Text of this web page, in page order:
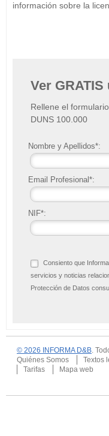
información sobre la
Ver
Rellene el
DUNS 100.000
Nombre y Apellidos*:
Email Profesional*:
NIF*:
Consiento que
servicios y noticias
Protección de Datos
© 2026 INFORMA D&B.
Quiénes Somos
Textos
Tarifas
Mapa web